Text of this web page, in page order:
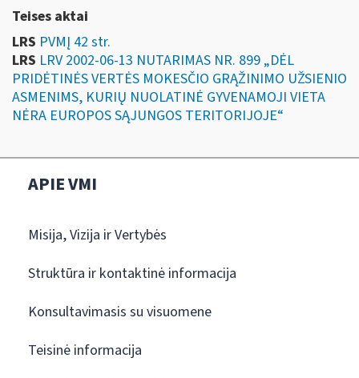
Teises aktai
LRS PVMĮ 42 str.
LRS LRV 2002-06-13 NUTARIMAS NR. 899 „DĖL
PRIDĖTINĖS VERTĖS MOKESČIO GRĄŽINIMO UŽSIENIO
ASMENIMS, KURIŲ NUOLATINĖ GYVENAMOJI VIETA
NĖRA EUROPOS SĄJUNGOS TERITORIJOJE“
APIE VMI
Misija, Vizija ir Vertybės
Struktūra ir kontaktinė informacija
Konsultavimasis su visuomene
Teisinė informacija